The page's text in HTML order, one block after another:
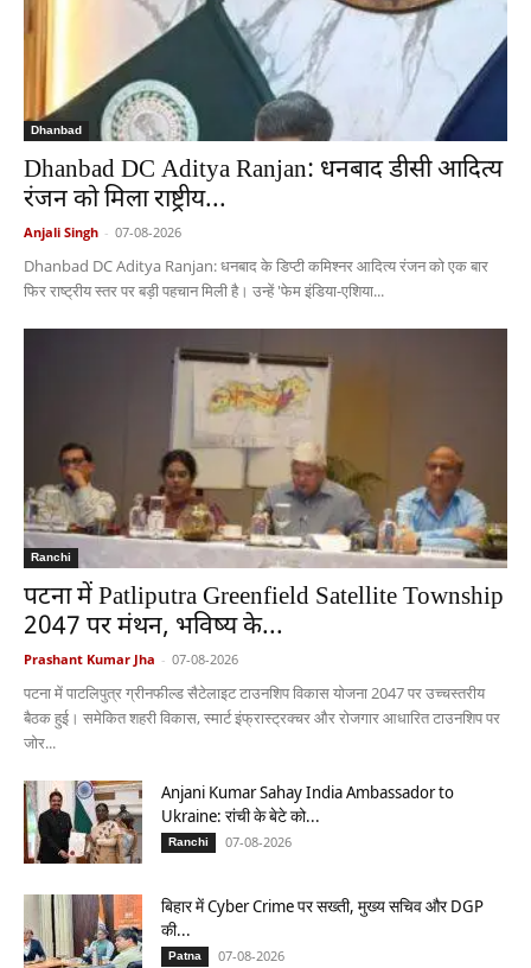
Dhanbad
Dhanbad DC Aditya Ranjan: धनबाद डीसी आदित्य
रंजन को मिला राष्ट्रीय...
Anjali Singh - 07-08-2026
Dhanbad DC Aditya Ranjan: धनबाद के डिप्टी कमिश्नर आदित्य रंजन को एक बार
फिर राष्ट्रीय स्तर पर बड़ी पहचान मिली है। उन्हें 'फेम इंडिया-एशिया...
Ranchi
पटना में Patliputra Greenfield Satellite Township
2047 पर मंथन, भविष्य के...
Prashant Kumar Jha - 07-08-2026
पटना में पाटलिपुत्र ग्रीनफील्ड सैटेलाइट टाउनशिप विकास योजना 2047 पर उच्चस्तरीय
बैठक हुई। समेकित शहरी विकास, स्मार्ट इंफ्रास्ट्रक्चर और रोजगार आधारित टाउनशिप पर
जोर...
Anjani Kumar Sahay India Ambassador to
Ukraine: रांची के बेटे को...
Ranchi 07-08-2026
बिहार में Cyber Crime पर सख्ती, मुख्य सचिव और DGP
की...
Patna 07-08-2026